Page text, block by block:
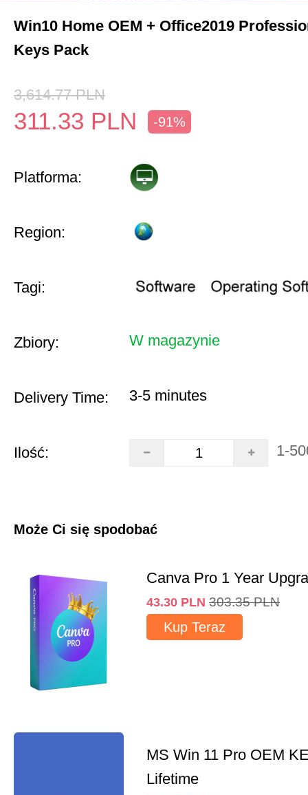
Win10 Home OEM + Office2019
Keys Pack
3,614.77 PLN
311.33 PLN -91%
Platforma:
Region:
Tagi:
Zbiory: W magazynie
Delivery Time: 3-5 minutes
Ilość: 1-
Może Ci się spodobać
Canva Pro 1 Year
43.30 PLN 303.35 PLN
Kup Teraz
MS Win 11 Pro OEM
Lifetime